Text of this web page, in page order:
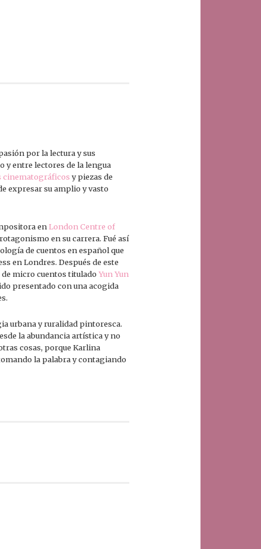
por la lectura y sus
y entre lectores de la lengua
cinematográficos y piezas de
expresar su amplio y vasto
enLondon Centre of
en su carrera. Fué así
de cuentos en español que
en Londres. Después de este
micro cuentos tituladoYun Yun
presentado con una acogida
urbana y ruralidad pintoresca.
la abundancia artística y no
cosas, porque Karlina
la palabra y contagiando